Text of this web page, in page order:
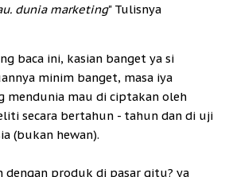
dunia marketing" Tulisnya
baca ini, kasian banget ya si
minim banget, masa iya
mendunia mau di ciptakan oleh
secara bertahun - tahun dan di uji
(bukan hewan).
dengan produk di pasar gitu? ya